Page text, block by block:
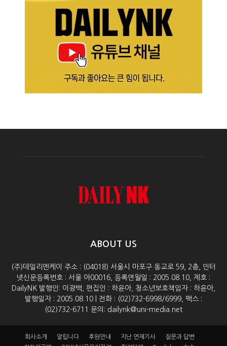
ABOUT US
(주)데일리엔케이 주소 : (04018) 서울시 마포구 동교로 59, 2층, 인터
넷신문등록번호 : 서울 아00016, 등록연월일 : 2005.08.10, 제호 :
DailyNK 발행인: 이광백, 편집인 : 하윤아, 청소년보호책임자 : 하윤아,
발행일자 : 2005.08.10 | 전화 : (02)732-6998/6999, 팩스 :
(02)732-6711 문의: dailynk@uni-media.net
회사소개 알립니다 후원안내 지난 연재기사
질문과 답변